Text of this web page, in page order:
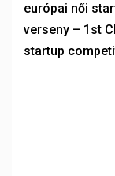
európai női
verseny – 1st
startup